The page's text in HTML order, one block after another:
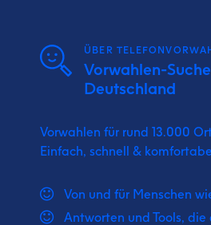
ÜBER
Vorwahlen-
Deutschland
Vorwahlen für rund 13.000
Einfach, schnell &
Von und für Menschen
Antworten und Tools, die